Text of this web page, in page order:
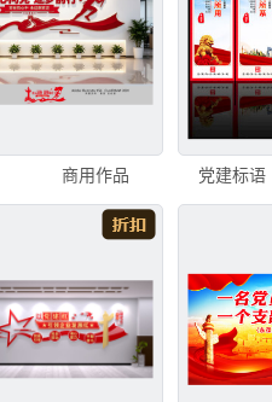
商用作品 党建标语